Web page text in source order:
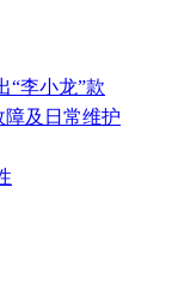
“李小龙”款
障及日常维护